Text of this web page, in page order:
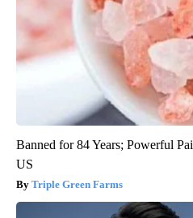
Banned for 84 Years; Powerful
US
Triple Green Farms